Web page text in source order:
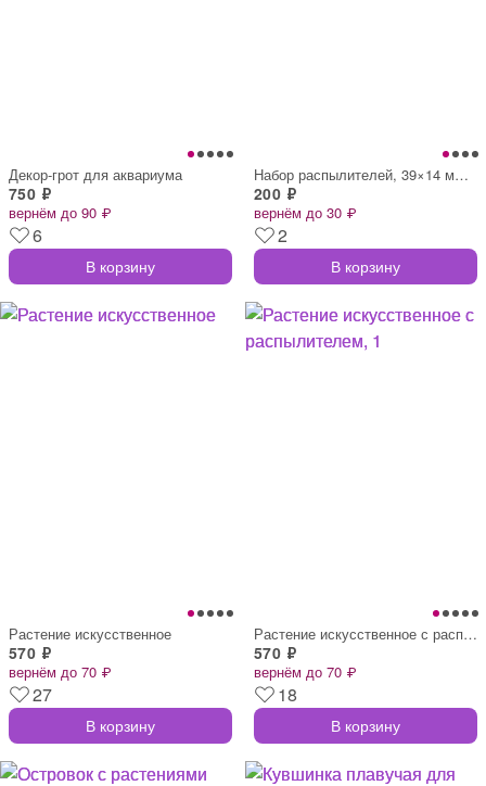
Декор-грот для аквариума
750 ₽
вернём до 90 ₽
6
В корзину
Набор распылителей, 39×14 мм, 3 шт., син
200 ₽
вернём до 30 ₽
2
В корзину
Растение искусственное
570 ₽
вернём до 70 ₽
27
В корзину
Растение искусственное с распылителем, 1
570 ₽
вернём до 70 ₽
18
В корзину